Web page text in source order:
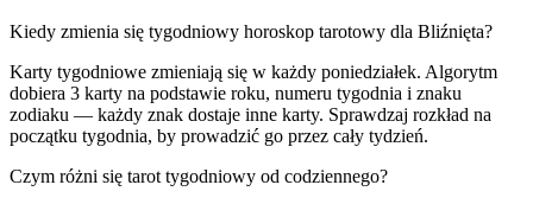
Kiedy zmienia się tygodniowy horoskop tarotowy dla Bliźnięta?
Karty tygodniowe zmieniają się w każdy poniedziałek. Algorytm
dobiera 3 karty na podstawie roku, numeru tygodnia i znaku
zodiaku — każdy znak dostaje inne karty. Sprawdzaj rozkład na
początku tygodnia, by prowadzić go przez cały tydzień.
Czym różni się tarot tygodniowy od codziennego?